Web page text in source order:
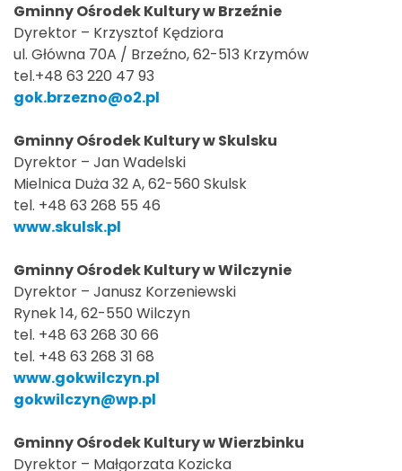
Gminny Ośrodek Kultury w Brzeźnie
Dyrektor – Krzysztof Kędziora
ul. Główna 70A / Brzeźno, 62-513 Krzymów
tel.+48 63 220 47 93
gok.brzezno@o2.pl
Gminny Ośrodek Kultury w Skulsku
Dyrektor – Jan Wadelski
Mielnica Duża 32 A, 62-560 Skulsk
tel. +48 63 268 55 46
www.skulsk.pl
Gminny Ośrodek Kultury w Wilczynie
Dyrektor – Janusz Korzeniewski
Rynek 14, 62-550 Wilczyn
tel. +48 63 268 30 66
tel. +48 63 268 31 68
www.gokwilczyn.pl
gokwilczyn@wp.pl
Gminny Ośrodek Kultury w Wierzbinku
Dyrektor – Małgorzata Kozicka